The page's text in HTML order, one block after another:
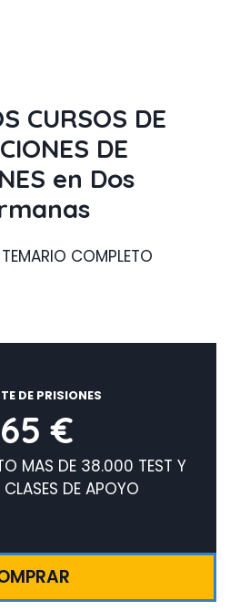
CURSOS DE
DE
en Dos
COMPLETO
DE PRISIONES
€
MAS DE 38.000 TEST Y
CLASES DE APOYO